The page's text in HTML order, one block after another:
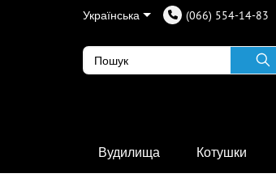
Українська (066) 554-14-83
Вудилища Котушки